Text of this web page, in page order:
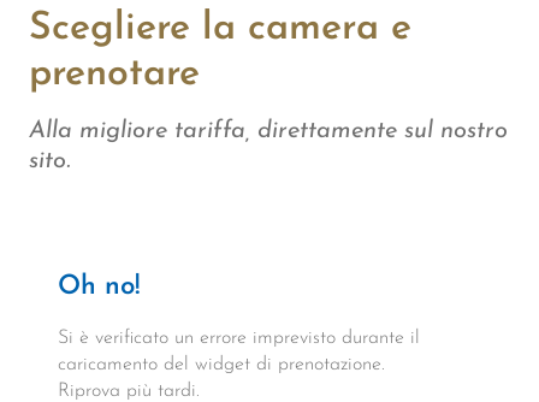
Scegliere la camera e
prenotare
Alla migliore tariffa, direttamente sul nostro
sito.
Oh no!
Si è verificato un errore imprevisto durante il
caricamento del widget di prenotazione.
Riprova più tardi.